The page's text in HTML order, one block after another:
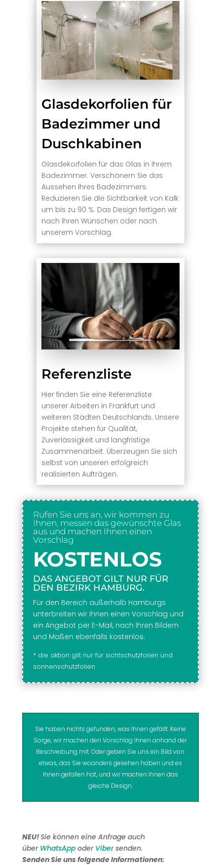
Glasdekorfolien für
Badezimmer und
Duschkabinen
Glasdekorfolien für das Glas in Ihrem
Badezimmer. Verschönern Sie das
Aussehen Ihres Badezimmers.
Reduzieren Sie die Sichtbarkeit von Kalk
um bis zu 90 %. Das Design fertigen wir
nach Ihren Wünschen oder nach
unserem Vorschlag.
Referenzliste
Hier finden Sie eine Referenzliste
unserer Arbeiten in Frankfurt und
weiteren Städten Deutschlands. Unsere
Projekte stehen für Qualität,
Zuverlässigkeit und langfristige
Zusammenarbeit. Überzeugen Sie sich
selbst von unseren erfolgreich
realisierten Aufträgen.
Rufen Sie uns an, wir kommen zu
Ihnen, messen das gewünschte Glas
aus und machen Ihnen einen
Vorschlag
KOSTENLOS
DAS ANGEBOT GILT NUR FÜR
DEN BEZIRK HAMBURG.
Für den Bereich außerhalb Hamburgs
unterbreiten wir Ihnen einen Vorschlag und
ein Angebot per E-Mail, nach Ihren Bildern
und Maßen ebenfalls kostenlos.
* die aktion gilt nur für sichtschutzfolien und
sonnenschutzfolien
Sie haben nichts gefunden, was Ihnen gefällt. Keine
Sorge, wir machen den Vorschlag Ihnen anhand der
Beschreibung mit. Oder geben Sie uns ein Bild von
etwas, das Sie woanders gesehen haben und es
Ihnen gefallen hat, und wir machen Ihnen das
gleiche Design.
NEU!Sie können eine Anfrage auch
über WhatsAppoder Vibersenden.
Senden Sie uns folgende Informationen: